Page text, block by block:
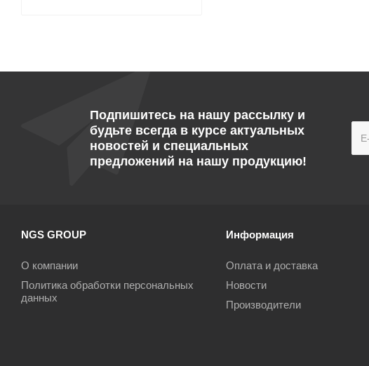
Подпишитесь на нашу рассылку и
будьте всегда в курсе актуальных
новостей и специальных
предложений на нашу продукцию!
NGS GROUP
О компании
Политика обработки персональных
данных
Информация
Оплата и доставка
Новости
Производители